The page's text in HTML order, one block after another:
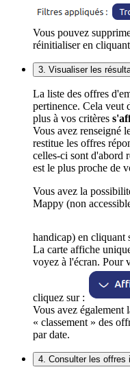
Vous pouvez
réinitialiser en
3. Visualiser les
La liste des offres
pertinence. Cela veut
plus à vos critères
Vous avez renseigné
restitue les offres
celles-ci sont d'abord
est le plus proche de
Vous avez la
Mappy (non
handicap) en cliquant
La carte affiche
voyez à l'écran. Pour
cliquez sur :
Vous avez également
« classement » des
par date.
4. Consulter les offres